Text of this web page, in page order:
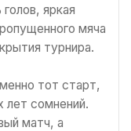
яркая
мяча
турнира.
тот старт,
лет сомнений.
матч, а